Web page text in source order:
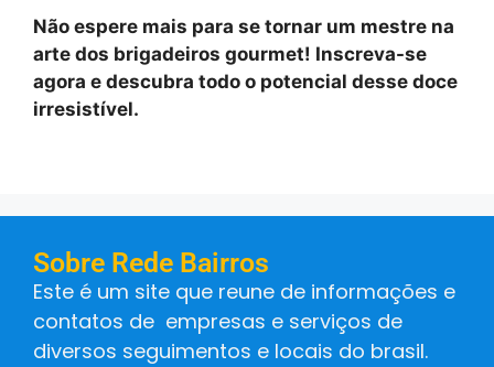
Não espere mais para se tornar um mestre na
arte dos brigadeiros gourmet! Inscreva-se
agora e descubra todo o potencial desse doce
irresistível.
Sobre Rede Bairros
Este é um site que reune de informações e
contatos de empresas e serviços de
diversos seguimentos e locais do brasil.